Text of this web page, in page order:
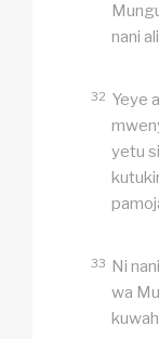
nani
32 Yeye
yetu
33 Ni
wa